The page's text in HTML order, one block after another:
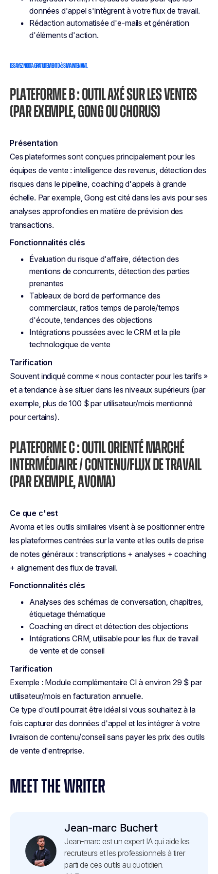
données d'appel s'intègrent à votre flux de travail.
Rédaction automatisée d'e-mails et génération
d'éléments d'action.
Essayez Noota gratuitement dès maintenant.
PLATEFORME B : OUTIL AXÉ SUR LES VENTES
(PAR EXEMPLE, GONG OU CHORUS)
Présentation
Ces plateformes sont conçues principalement pour les
équipes de vente : intelligence des revenus, détection des
risques dans le pipeline, coaching d'appels à grande
échelle. Par exemple, Gong est cité dans les avis pour ses
analyses approfondies en matière de prévision des
transactions.
Fonctionnalités clés
Évaluation du risque d'affaire, détection des
mentions de concurrents, détection des parties
prenantes
Tableaux de bord de performance des
commerciaux, ratios temps de parole/temps
d'écoute, tendances des objections
Intégrations poussées avec le CRM et la pile
technologique de vente
Tarification
Souvent indiqué comme « nous contacter pour les tarifs »
et a tendance à se situer dans les niveaux supérieurs (par
exemple, plus de 100 $ par utilisateur/mois mentionné
pour certains).
PLATEFORME C : OUTIL ORIENTÉ MARCHÉ
INTERMÉDIAIRE / CONTENU/FLUX DE TRAVAIL
(PAR EXEMPLE, AVOMA)
Ce que c'est
Avoma et les outils similaires visent à se positionner entre
les plateformes centrées sur la vente et les outils de prise
de notes généraux : transcriptions + analyses + coaching
+ alignement des flux de travail.
Fonctionnalités clés
Analyses des schémas de conversation, chapitres,
étiquetage thématique
Coaching en direct et détection des objections
Intégrations CRM, utilisable pour les flux de travail
de vente et de conseil
Tarification
Exemple : Module complémentaire CI à environ 29 $ par
utilisateur/mois en facturation annuelle.
Ce type d'outil pourrait être idéal si vous souhaitez à la
fois capturer des données d'appel et les intégrer à votre
livraison de contenu/conseil sans payer les prix des outils
de vente d'entreprise.
MEET THE WRITER
Jean-marc Buchert
Jean-marc est un expert IA qui aide les
recruteurs et les professionnels à tirer
parti de ces outils au quotidien.